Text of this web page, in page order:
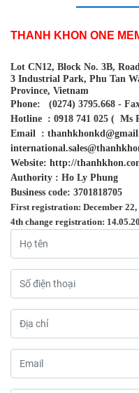
THANH KHON ONE
Lot CN12, Block No. 3B,
3 Industrial Park, Phu Tan
Province, Vietnam
Phone: (0274) 3795.668 -
Hotline : 0918 741 025 ( Ms
Email :
Website: http://
Authority : Ho Ly Phung
Business code: 3701818705
First registration: December 22,
4th change registration: